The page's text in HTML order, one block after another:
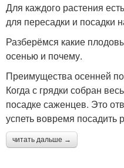
Для каждого растения
для пересадки и посадки
Разберёмся какие
осенью и почему.
Преимущества осенней
Когда с грядки собран
посадке саженцев. Это
успеть вовремя посадить
читать дальше →